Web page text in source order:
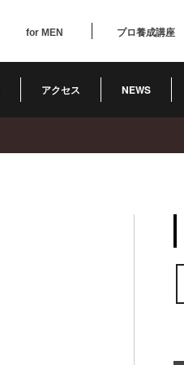
for MEN プロ養成講座
アクセス NEWS